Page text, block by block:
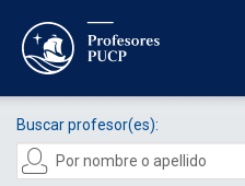
Buscar profesor(es):